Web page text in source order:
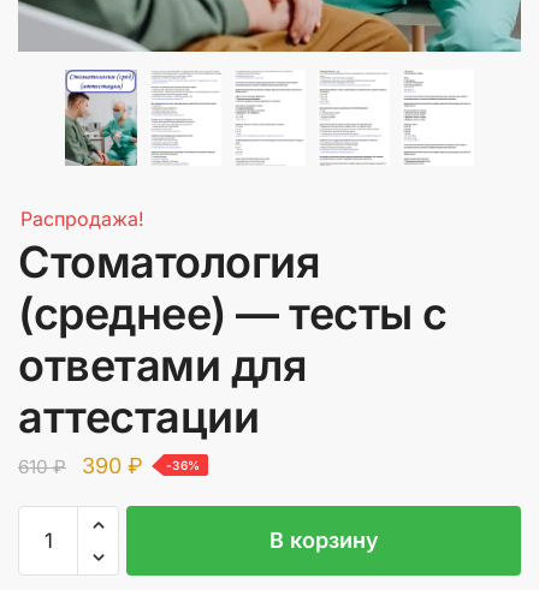
Распродажа!
Стоматология
(среднее) — тесты с
ответами для
аттестации
610₽
Первоначальная
составляла
610 ₽.
390 ₽ Текущая
-36%
Количество
товара
Стоматология
В корзину